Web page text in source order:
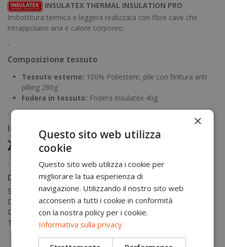
INSULATEX THERMAL INSULATION PRO
Imbottitura termica e leggera realizzata con fibre cave che
intrappolano aria e calore corporeo.
-
Composizione tessuto
Tessuto esterno: 100% Poliestere, pile con finitura anti
pilling 280g
Fodera in tessuto: Fodera Insulatex 40g
-
Istruzioni di lavaggio
-
Documentazione
Scheda tecnica
Dichiarazione di conformità (EU)
Dichiarazione di conformità (UK)
Tabella taglie
×
Questo sito web utilizza
cookie
Questo sito web utilizza i cookie per
migliorare la tua esperienza di
navigazione. Utilizzando il nostro sito web
acconsenti a tutti i cookie in conformità
con la nostra policy per i cookie.
Informativa sulla privacy